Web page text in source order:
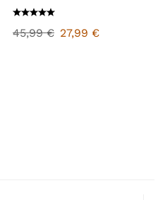
45,99€ 27,99 €